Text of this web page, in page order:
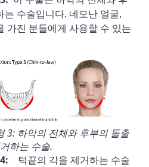
는 수술입니다. 네모난 얼굴,
가진 분들에게 사용할 수 있는
3: 하악의 전체와 후부의 돌출
하는 수술.
턱끝의 각을 제거하는 수술